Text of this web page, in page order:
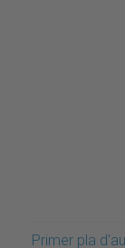
Primer pla